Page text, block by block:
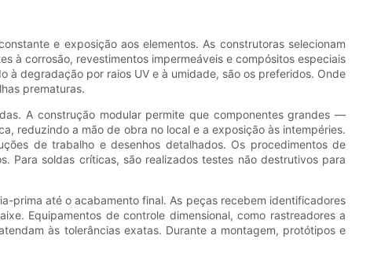
e exposição aos elementos. As construtoras selecionam
à corrosão, revestimentos impermeáveis ​​e compósitos especiais
à degradação por raios UV e à umidade, são os preferidos. Onde
prematuras.
A construção modular permite que componentes grandes —
reduzindo a mão de obra no local e a exposição às intempéries.
de trabalho e desenhos detalhados. Os procedimentos de
Para soldas críticas, são realizados testes não destrutivos para
prima até o acabamento final. As peças recebem identificadores
Equipamentos de controle dimensional, como rastreadores a
às tolerâncias exatas. Durante a montagem, protótipos e